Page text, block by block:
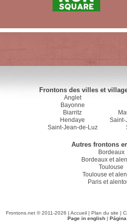
Frontons des villes et
Anglet
Bayonne
Biarritz
Hendaye
Saint-Jean-de-Luz
Saint-
Autres frontons
Bordeaux
Bordeaux et
Toulouse
Toulouse et
Paris et
Frontons.net © 2011-2026 | Accueil| Plan du site |
Page in english |